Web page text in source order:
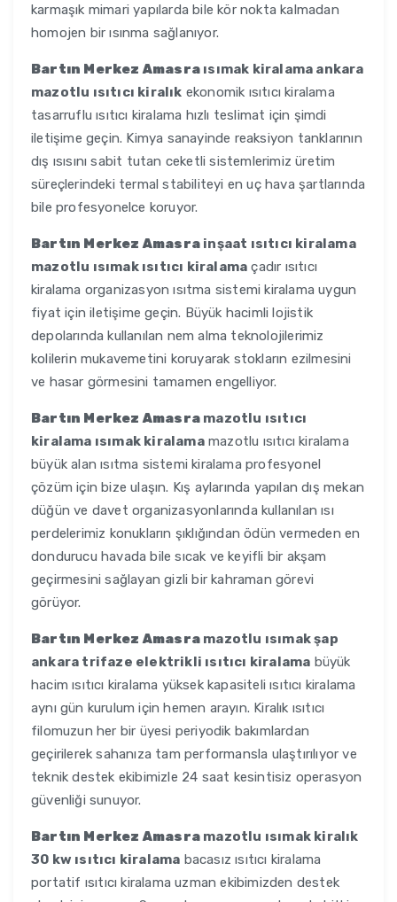
karmaşık mimari yapılarda bile kör nokta kalmadan
homojen bir ısınma sağlanıyor.
Bartın Merkez Amasra ısımak kiralama ankara
mazotlu ısıtıcı kiralık ekonomik ısıtıcı kiralama
tasarruflu ısıtıcı kiralama hızlı teslimat için şimdi
iletişime geçin. Kimya sanayinde reaksiyon tanklarının
dış ısısını sabit tutan ceketli sistemlerimiz üretim
süreçlerindeki termal stabiliteyi en uç hava şartlarında
bile profesyonelce koruyor.
Bartın Merkez Amasra inşaat ısıtıcı kiralama
mazotlu ısımak ısıtıcı kiralama çadır ısıtıcı
kiralama organizasyon ısıtma sistemi kiralama uygun
fiyat için iletişime geçin. Büyük hacimli lojistik
depolarında kullanılan nem alma teknolojilerimiz
kolilerin mukavemetini koruyarak stokların ezilmesini
ve hasar görmesini tamamen engelliyor.
Bartın Merkez Amasra mazotlu ısıtıcı
kiralama ısımak kiralamamazotlu ısıtıcı kiralama
büyük alan ısıtma sistemi kiralama profesyonel
çözüm için bize ulaşın. Kış aylarında yapılan dış mekan
düğün ve davet organizasyonlarında kullanılan ısı
perdelerimiz konukların şıklığından ödün vermeden en
dondurucu havada bile sıcak ve keyifli bir akşam
geçirmesini sağlayan gizli bir kahraman görevi
görüyor.
Bartın Merkez Amasra mazotlu ısımak şap
ankara trifaze elektrikli ısıtıcı kiralama büyük
hacim ısıtıcı kiralama yüksek kapasiteli ısıtıcı kiralama
aynı gün kurulum için hemen arayın. Kiralık ısıtıcı
filomuzun her bir üyesi periyodik bakımlardan
geçirilerek sahanıza tam performansla ulaştırılıyor ve
teknik destek ekibimizle 24 saat kesintisiz operasyon
güvenliği sunuyor.
Bartın Merkez Amasra mazotlu ısımak kiralık
30 kw ısıtıcı kiralama bacasız ısıtıcı kiralama
portatif ısıtıcı kiralama uzman ekibimizden destek